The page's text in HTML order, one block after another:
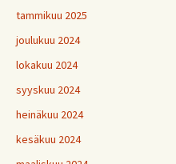
tammikuu 2025
joulukuu 2024
lokakuu 2024
syyskuu 2024
heinäkuu 2024
kesäkuu 2024